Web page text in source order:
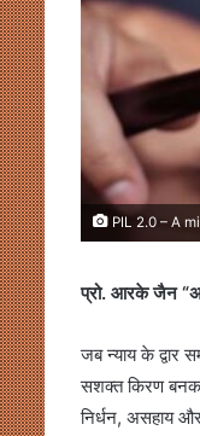
PIL 2.0 – A
प्रो. आरके जैन
जब न्याय के द्वार
सशक्त किरण
निर्धन, असहाय